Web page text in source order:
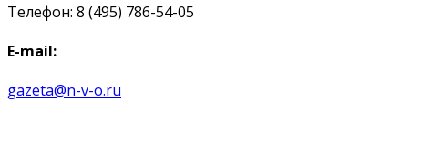
Телефон: 8 (495) 786-54-05
E-mail:
gazeta@n-v-o.ru